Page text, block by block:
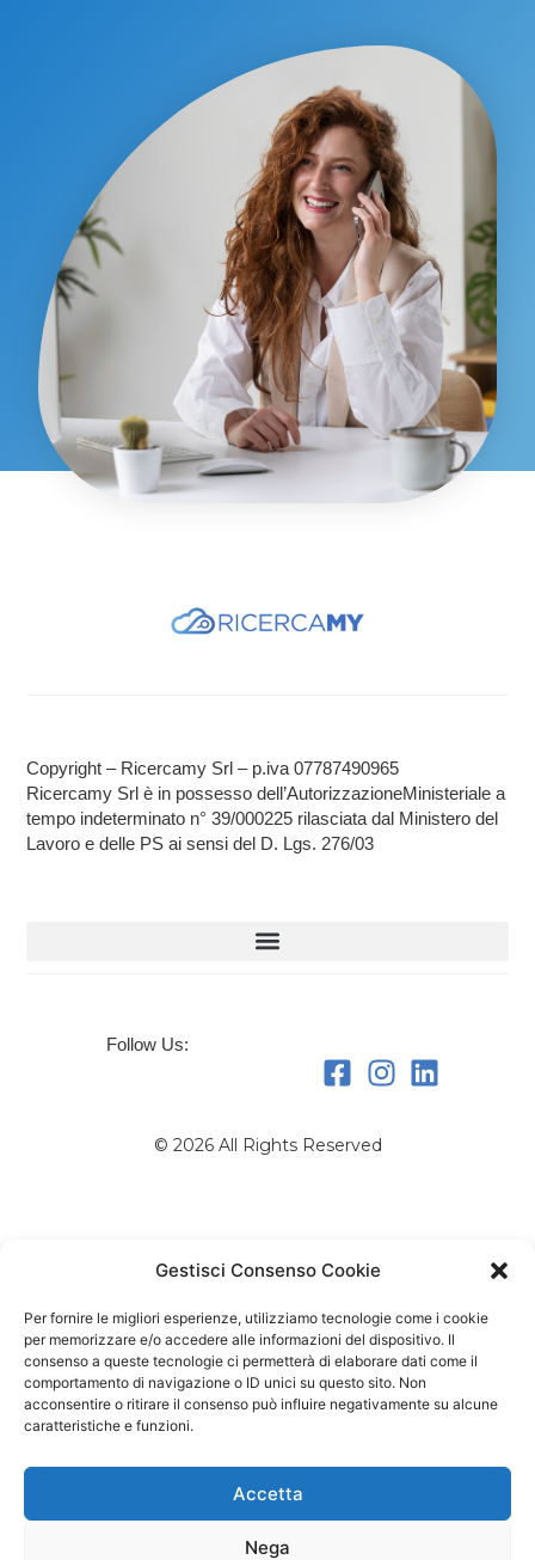
Gestisci Consenso Cookie
Per fornire le migliori esperienze, utilizziamo tecnologie come i cookie
per memorizzare e/o accedere alle informazioni del dispositivo. Il
consenso a queste tecnologie ci permetterà di elaborare dati come il
comportamento di navigazione o ID unici su questo sito. Non
acconsentire o ritirare il consenso può influire negativamente su alcune
caratteristiche e funzioni.
Accetta
Nega
Copyright – Ricercamy Srl – p.iva 07787490965
Ricercamy Srl è in possesso dell’AutorizzazioneMinisteriale a
tempo indeterminato n° 39/000225 rilasciata dal Ministero del
Lavoro e delle PS ai sensi del D. Lgs. 276/03
Follow Us:
© 2026 All Rights Reserved